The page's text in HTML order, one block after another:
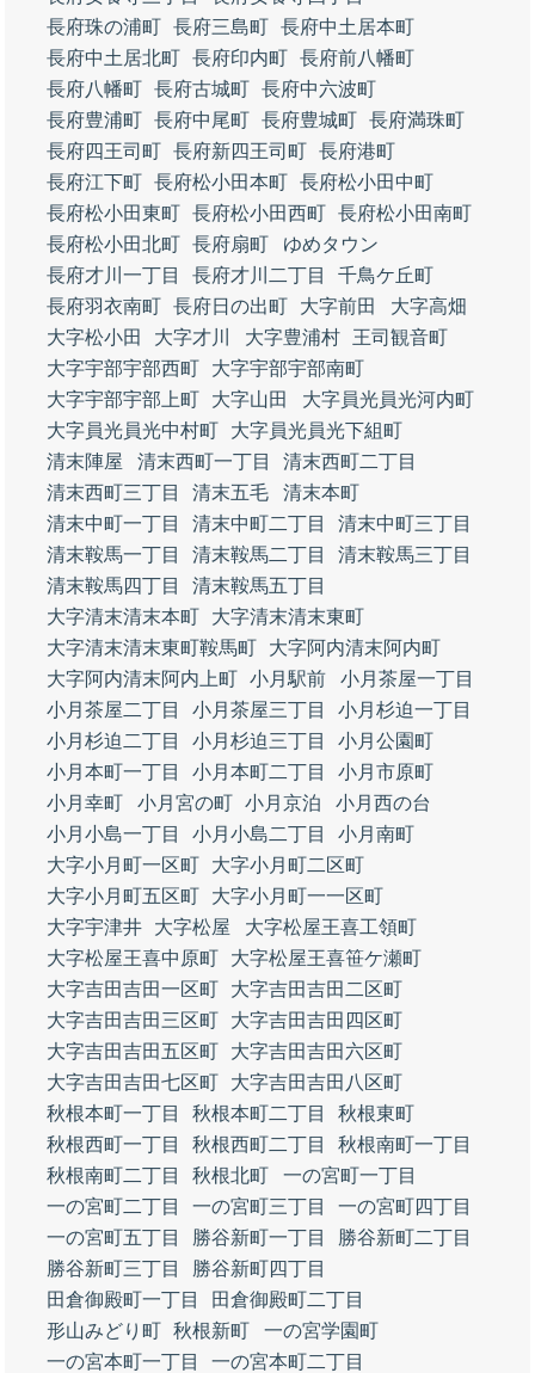
長府珠の浦町 長府三島町 長府中土居本町
長府中土居北町 長府印内町 長府前八幡町
長府八幡町 長府古城町 長府中六波町
長府豊浦町 長府中尾町 長府豊城町 長府満珠町
長府四王司町 長府新四王司町 長府港町
長府江下町 長府松小田本町 長府松小田中町
長府松小田東町 長府松小田西町 長府松小田南町
長府松小田北町 長府扇町
ゆめタウン
長府才川一丁目
長府才川二丁目
千鳥ケ丘町
長府羽衣南町 長府日の出町 大字前田
大字高畑
大字松小田
大字才川 大字豊浦村
王司観音町
大字宇部宇部西町
大字宇部宇部南町
大字宇部宇部上町
大字山田
大字員光員光河内町
大字員光員光中村町
大字員光員光下組町
清末陣屋
清末西町一丁目
清末西町二丁目
清末西町三丁目
清末五毛
清末本町
清末中町一丁目
清末中町二丁目
清末中町三丁目
清末鞍馬一丁目
清末鞍馬二丁目
清末鞍馬三丁目
清末鞍馬四丁目
清末鞍馬五丁目
大字清末清末本町
大字清末清末東町
大字清末清末東町鞍馬町
大字阿内清末阿内町
大字阿内清末阿内上町 小月駅前
小月茶屋一丁目
小月茶屋二丁目
小月茶屋三丁目
小月杉迫一丁目
小月杉迫二丁目
小月杉迫三丁目
小月公園町
小月本町一丁目
小月本町二丁目
小月市原町
小月幸町
小月宮の町 小月京泊
小月西の台
小月小島一丁目
小月小島二丁目
小月南町
大字小月町一区町
大字小月町二区町
大字小月町五区町
大字小月町一一区町
大字宇津井
大字松屋
大字松屋王喜工領町
大字松屋王喜中原町
大字松屋王喜笹ケ瀬町
大字吉田吉田一区町
大字吉田吉田二区町
大字吉田吉田三区町
大字吉田吉田四区町
大字吉田吉田五区町
大字吉田吉田六区町
大字吉田吉田七区町
大字吉田吉田八区町
秋根本町一丁目
秋根本町二丁目
秋根東町
秋根西町一丁目
秋根西町二丁目
秋根南町一丁目
秋根南町二丁目
秋根北町
一の宮町一丁目
一の宮町二丁目
一の宮町三丁目
一の宮町四丁目
一の宮町五丁目
勝谷新町一丁目
勝谷新町二丁目
勝谷新町三丁目
勝谷新町四丁目
田倉御殿町一丁目
田倉御殿町二丁目
形山みどり町 秋根新町
一の宮学園町
一の宮本町一丁目
一の宮本町二丁目